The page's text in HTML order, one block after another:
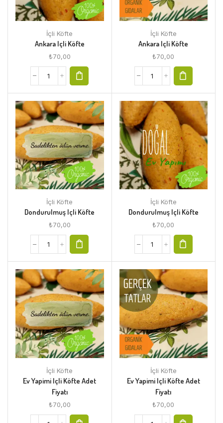
İçli Köfte
Ankara Içli Köfte
₺70,00
İçli Köfte
Ankara Içli Köfte
₺70,00
İçli Köfte
Dondurulmuş Içli Köfte
₺70,00
İçli Köfte
Dondurulmuş Içli Köfte
₺70,00
İçli Köfte
Ev Yapimi Içli Köfte Adet
Fiyatı
₺70,00
İçli Köfte
Ev Yapimi Içli Köfte Adet
Fiyatı
₺70,00